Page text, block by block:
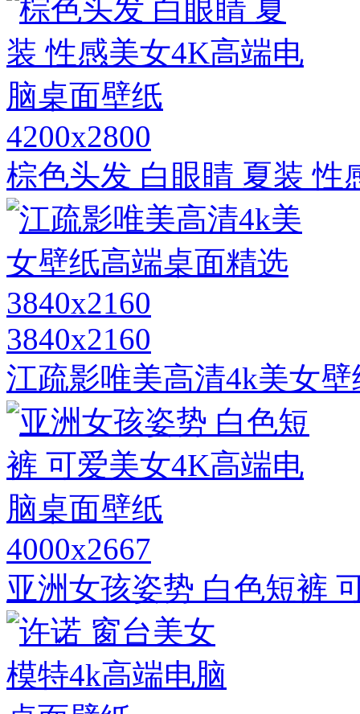
4200x2800
棕色头发 白眼睛 夏装 性
3840x2160
江疏影唯美高清4k美女
4000x2667
亚洲女孩姿势 白色短裤